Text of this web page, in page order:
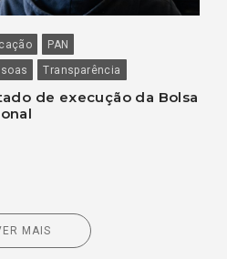
PAN
Transparência
de execução da Bolsa
MAIS